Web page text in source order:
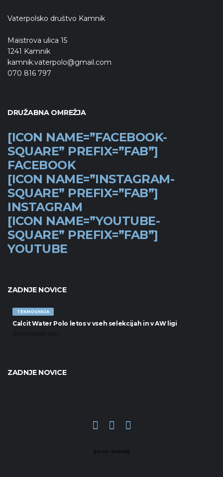
Vaterpolsko društvo Kamnik
Maistrova ulica 15
1241 Kamnik
kamnik.vaterpolo@gmail.com
070 816 797
DRUŽABNA OMREŽJA
[ICON NAME=”FACEBOOK-
SQUARE” PREFIX=”FAB”]
FACEBOOK
[ICON NAME=”INSTAGRAM-
SQUARE” PREFIX=”FAB”]
INSTAGRAM
[ICON NAME=”YOUTUBE-
SQUARE” PREFIX=”FAB”]
YOUTUBE
ZADNJE NOVICE
TEKMOVANJA
Calcit Water Polo letos v vseh selekcijah in v AW ligi
30 NOVEMBRA, 2023
ZADNJE NOVICE
[LOGO-SLIDER]